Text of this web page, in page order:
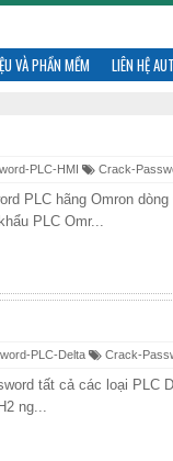
VÀ PHẦN MỀM LIÊN HỆ
PLC-HMI Crack-
PLC hãng Omron
PLC Omr...
PLC-Delta Crack-
tất cả các loại PLC
ng...